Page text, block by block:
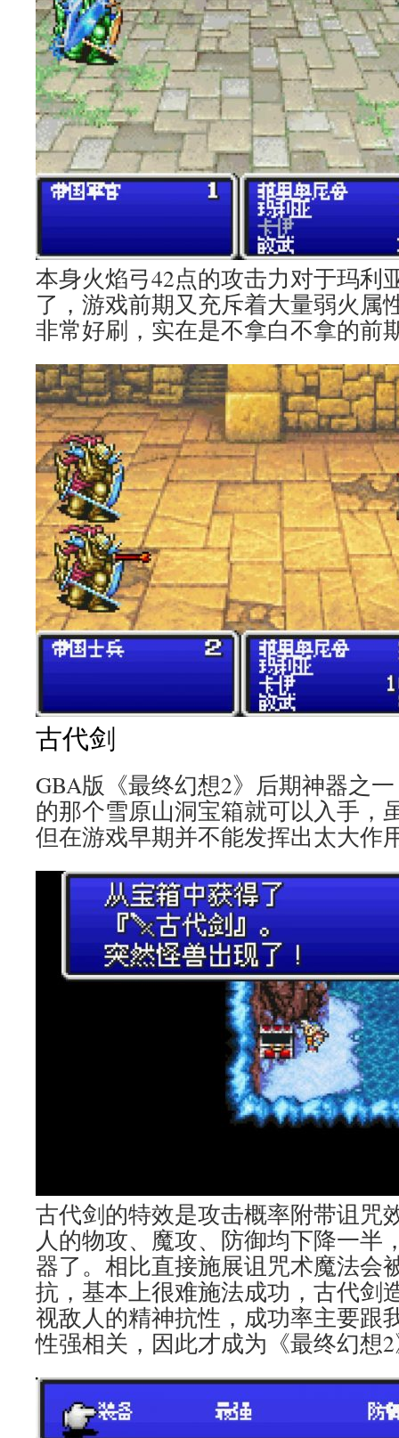
本身火焰弓42点的攻击力对于玛利
了，游戏前期又充斥着大量弱火属
非常好刷，实在是不拿白不拿的前
古代剑
GBA版《最终幻想2》后期神器之
的那个雪原山洞宝箱就可以入手，
但在游戏早期并不能发挥出太大作
古代剑的特效是攻击概率附带诅咒
人的物攻、魔攻、防御均下降一半
器了。相比直接施展诅咒术魔法会
抗，基本上很难施法成功，古代剑
视敌人的精神抗性，成功率主要跟
性强相关，因此才成为《最终幻想